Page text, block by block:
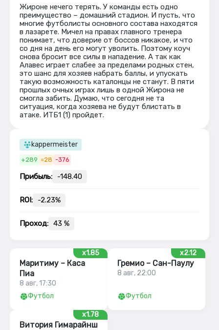
Жироне нечего терять. У команды есть одно
преимущество – домашний стадион. И пусть, что
многие футболисты основного состава находятся
в лазарете. Мичел на правах главного тренера
понимает, что доверие от боссов никакое, и что
со дня на день его могут уволить. Поэтому коуч
снова бросит все силы в нападение. А так как
Алавес играет слабее за пределами родных стен,
это шанс для хозяев набрать баллы, и упускать
такую возможность каталонцы не станут. В пяти
прошлых очных играх лишь в одной Жирона не
смогла забить. Думаю, что сегодня не та
ситуация, когда хозяева не будут блистать в
атаке. ИТБ1 (1) пройдет.
kappermeister
+289 =28 -376
Прибыль: -148.40
ROI: -2.23%
Проход: 43 %
x1.85
Маритиму – Каса
Пиа
8 авг, 17:30
Футбол
x2.12
Гремио – Сан-Паулу
8 авг, 22:00
Футбол
x1.78
Витория Гимарайнш